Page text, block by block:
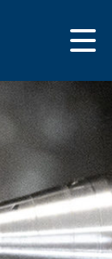
Primary